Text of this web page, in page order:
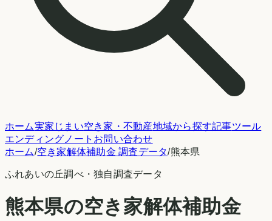
ホーム実家じまい空き家・不動産地域から探す記事ツール
エンディングノート お問い合わせ
ホーム/空き家解体補助金 調査データ/熊本県
ふれあいの丘調べ・独自調査データ
熊本県の空き家解体補助金